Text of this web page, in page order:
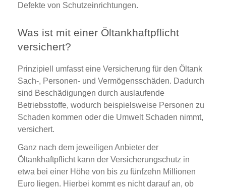
Defekte von Schutzeinrichtungen.
Was ist mit einer Öltankhaftpflicht
versichert?
Prinzipiell umfasst eine Versicherung für den Öltank
Sach-, Personen- und Vermögensschäden. Dadurch
sind Beschädigungen durch auslaufende
Betriebsstoffe, wodurch beispielsweise Personen zu
Schaden kommen oder die Umwelt Schaden nimmt,
versichert.
Ganz nach dem jeweiligen Anbieter der
Öltankhaftpflicht kann der Versicherungschutz in
etwa bei einer Höhe von bis zu fünfzehn Millionen
Euro liegen. Hierbei kommt es nicht darauf an, ob